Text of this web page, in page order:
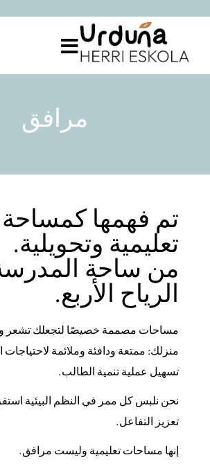
مرافق
تم فهمها كمساحة
تعليمية وتحويلية.
من ساحة
الرياح الأربع.
مساحات مصممة خصيصًا لتجعلك تشعر
منزلك: ممتعة ودافئة وملائمة
تسهيل عملية تنمية الطالب.
نحن نلبس كل ممر في النظم البيئية
تعزيز التفاعل.
إنها مساحات تعليمية وليست مرافق.